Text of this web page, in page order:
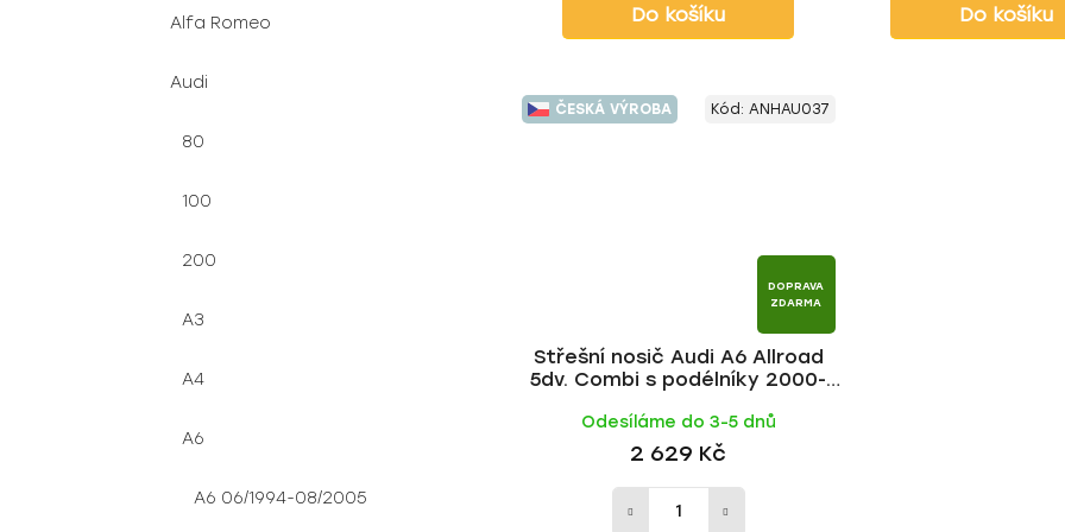
Alfa Romeo
Audi
80
100
200
A3
A4
A6
A6 06/1994-08/2005
Do košíku Do košíku
ČESKÁ VÝROBA
DOPRAVA
ZDARMA
Střešní nosič Audi A6 Allroad
5dv. Combi s podélníky 2000-
Odesíláme do 3-5 dnů
2 629 Kč
Kód: ANHAU037